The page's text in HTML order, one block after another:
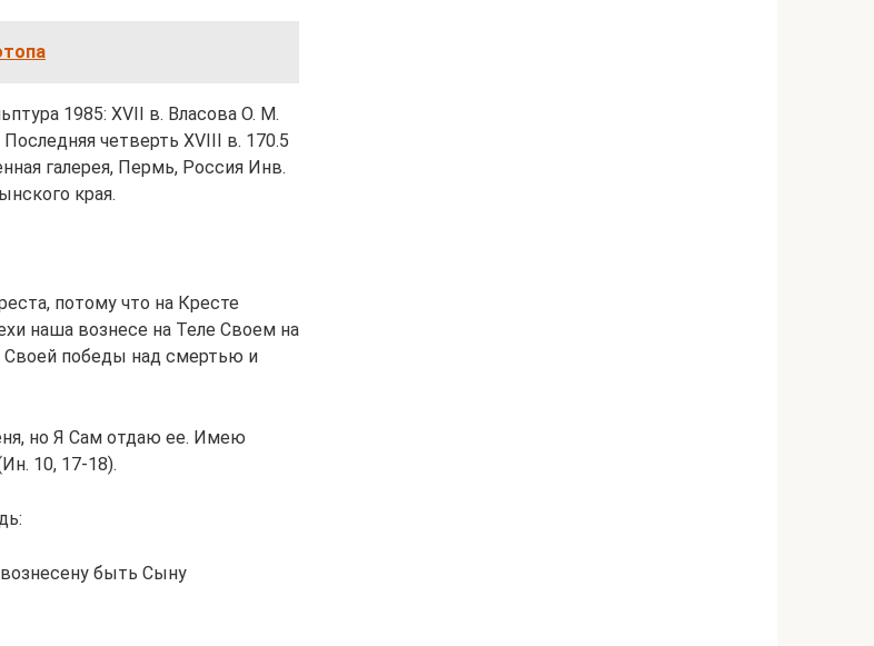
1985: XVII в. Власова О. М.
четверть XVIII в. 170.5
галерея, Пермь, Россия Инв.
края.
потому что на Кресте
наша вознесе на Теле Своем на
Своей победы над смертью и
но Я Сам отдаю ее. Имею
10, 17-18).
быть Сыну